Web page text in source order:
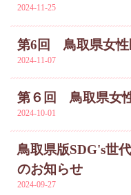
2024-11-25
第6回 鳥取県女性
2024-11-07
第６回 鳥取県女
2024-10-01
鳥取県版SDG's世
のお知らせ
2024-09-27